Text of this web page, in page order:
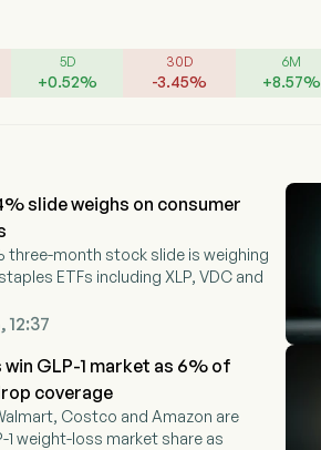
5D
+0.52%
30D
-3.45%
6M
+8.57%
slide weighs on consumer
three-month stock slide is weighing
ETFs including XLP, VDC and
12:37
GLP-1 market as 6% of
coverage
Costco and Amazon are
1 weight-loss market share as